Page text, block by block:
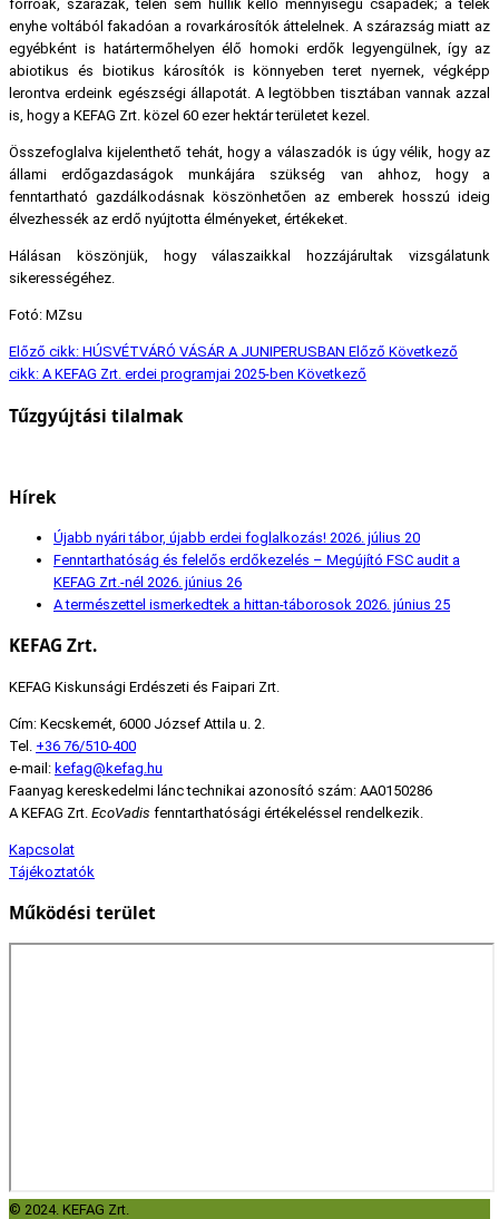
forróak, szárazak, télen sem hullik kellő mennyiségű csapadék; a telek
enyhe voltából fakadóan a rovarkárosítók áttelelnek. A szárazság miatt az
egyébként is határtermőhelyen élő homoki erdők legyengülnek, így az
abiotikus és biotikus károsítók is könnyeben teret nyernek, végképp
lerontva erdeink egészségi állapotát. A legtöbben tisztában vannak azzal
is, hogy a KEFAG Zrt. közel 60 ezer hektár területet kezel.
Összefoglalva kijelenthető tehát, hogy a válaszadók is úgy vélik, hogy az
állami erdőgazdaságok munkájára szükség van ahhoz, hogy a
fenntartható gazdálkodásnak köszönhetően az emberek hosszú ideig
élvezhessék az erdő nyújtotta élményeket, értékeket.
Hálásan köszönjük, hogy válaszaikkal hozzájárultak vizsgálatunk
sikerességéhez.
Fotó: MZsu
Előző cikk: HÚSVÉTVÁRÓ VÁSÁR A JUNIPERUSBAN Előző Következő
cikk: A KEFAG Zrt. erdei programjai 2025-ben Következő
Tűzgyújtási tilalmak
Hírek
Újabb nyári tábor, újabb erdei foglalkozás! 2026. július 20
Fenntarthatóság és felelős erdőkezelés – Megújító FSC audit a
KEFAG Zrt.-nél 2026. június 26
A természettel ismerkedtek a hittan-táborosok 2026. június 25
KEFAG Zrt.
KEFAG Kiskunsági Erdészeti és Faipari Zrt.
Cím: Kecskemét, 6000 József Attila u. 2.
Tel. +36 76/510-400
e-mail: kefag@kefag.hu
Faanyag kereskedelmi lánc technikai azonosító szám: AA0150286
A KEFAG Zrt. EcoVadis fenntarthatósági értékeléssel rendelkezik.
Kapcsolat
Tájékoztatók
Működési terület
© 2024. KEFAG Zrt.